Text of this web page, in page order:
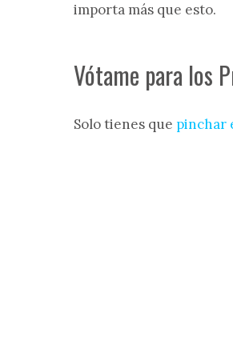
importa más que esto.
Vótame para los
Solo tienes que pinchar